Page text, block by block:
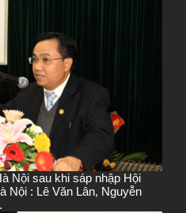
Nội sau khi sáp nhập Hội
Nội : Lê Văn Lân, Nguyễn